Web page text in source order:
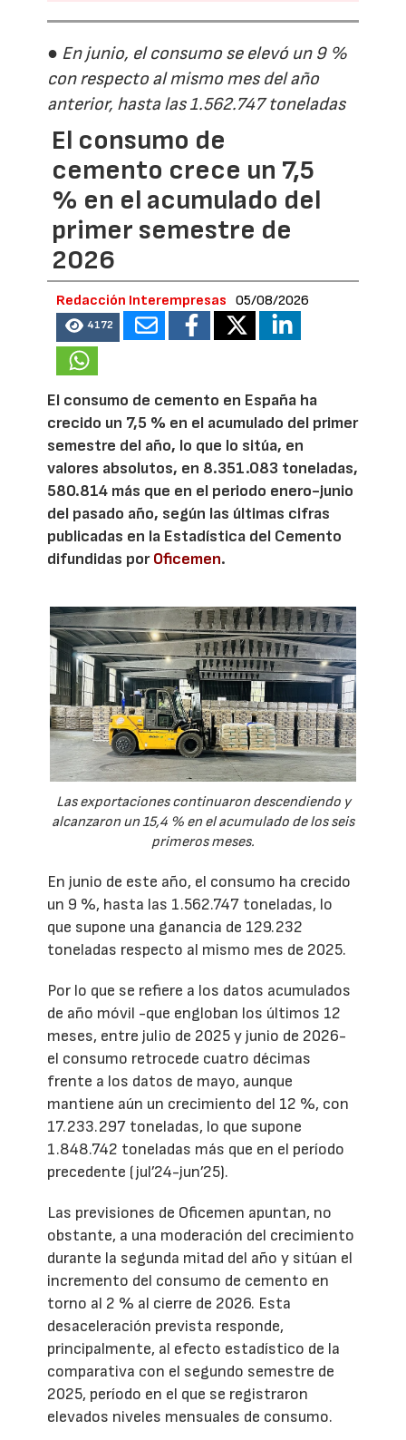
● En junio, el consumo se elevó un 9 %
con respecto al mismo mes del año
anterior, hasta las 1.562.747 toneladas
El consumo de
cemento crece un 7,5
% en el acumulado del
primer semestre de
2026
Redacción Interempresas 05/08/2026
4172
El consumo de cemento en España ha
crecido un 7,5 % en el acumulado del primer
semestre del año, lo que lo sitúa, en
valores absolutos, en 8.351.083 toneladas,
580.814 más que en el periodo enero-junio
del pasado año, según las últimas cifras
publicadas en la Estadística del Cemento
difundidas porOficemen.
Las exportaciones continuaron descendiendo y
alcanzaron un 15,4 % en el acumulado de los seis
primeros meses.
En junio de este año, el consumo ha crecido
un 9 %, hasta las 1.562.747 toneladas, lo
que supone una ganancia de 129.232
toneladas respecto al mismo mes de 2025.
Por lo que se refiere a los datos acumulados
de año móvil -que engloban los últimos 12
meses, entre julio de 2025 y junio de 2026-
el consumo retrocede cuatro décimas
frente a los datos de mayo, aunque
mantiene aún un crecimiento del 12 %, con
17.233.297 toneladas, lo que supone
1.848.742 toneladas más que en el período
precedente (jul’24-jun’25).
Las previsiones de Oficemen apuntan, no
obstante, a una moderación del crecimiento
durante la segunda mitad del año y sitúan el
incremento del consumo de cemento en
torno al 2 % al cierre de 2026. Esta
desaceleración prevista responde,
principalmente, al efecto estadístico de la
comparativa con el segundo semestre de
2025, período en el que se registraron
elevados niveles mensuales de consumo.